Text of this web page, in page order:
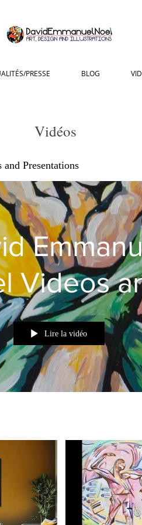
PRESSE BLOG
Vidéos
Presentations
Videos
Lire la vidéo